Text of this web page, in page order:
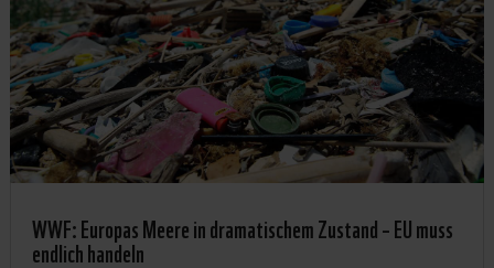
WWF: Europas Meere in dramatischem Zustand – EU muss
endlich handeln